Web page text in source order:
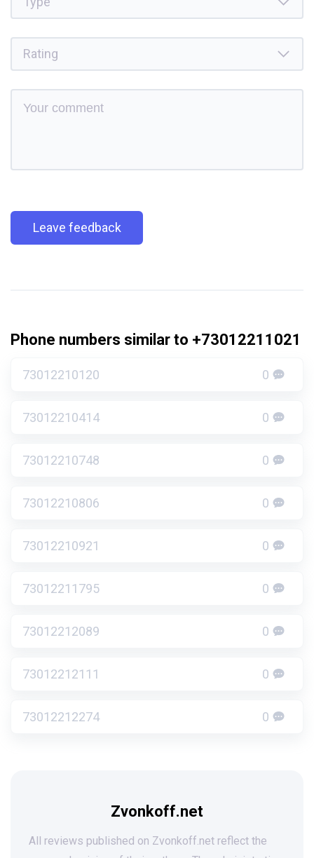
Leave feedback
Phone numbers similar to +73012211021
73012210120 0
73012210414 0
73012210748 0
73012210806 0
73012210921 0
73012211795 0
73012212089 0
73012212111 0
73012212274 0
Zvonkoff.net
All reviews published on Zvonkoff.net reflect the